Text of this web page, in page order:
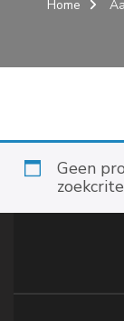
Home
Geen